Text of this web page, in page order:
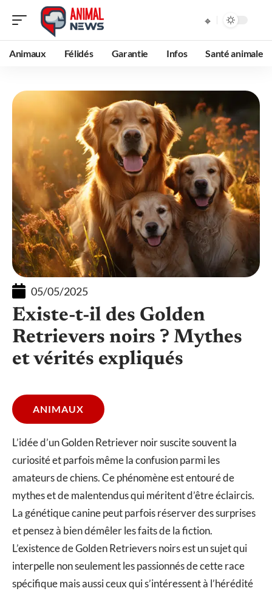
Animaux Félidés Garantie Infos Santé animale
05/05/2025
Existe-t-il des Golden
Retrievers noirs ? Mythes
et vérités expliqués
ANIMAUX
L’idée d’un Golden Retriever noir suscite souvent la
curiosité et parfois même la confusion parmi les
amateurs de chiens. Ce phénomène est entouré de
mythes et de malentendus qui méritent d’être éclaircis.
La génétique canine peut parfois réserver des surprises
et pensez à bien démêler les faits de la fiction.
L’existence de Golden Retrievers noirs est un sujet qui
interpelle non seulement les passionnés de cette race
spécifique mais aussi ceux qui s’intéressent à l’hérédité